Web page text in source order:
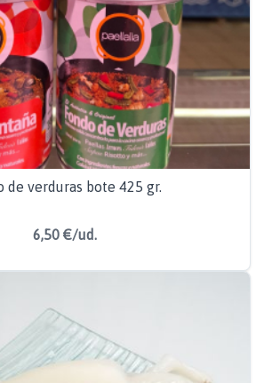
de verduras bote 425 gr.
6,50 €/ud.